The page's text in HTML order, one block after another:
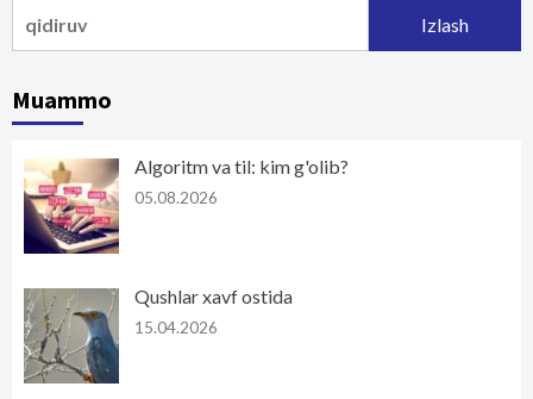
Muammo
Algoritm va til: kim g'olib?
05.08.2026
Qushlar xavf ostida
15.04.2026